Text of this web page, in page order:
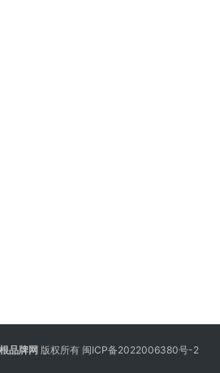
品牌网 版权所有 闽ICP备2022006380号-2